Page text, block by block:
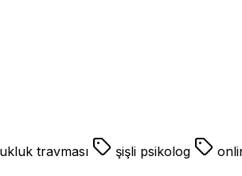
travması şişli psikolog